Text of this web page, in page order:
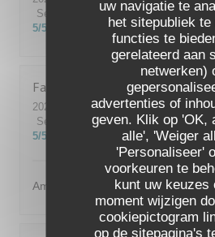
uw navigatie te
het sitepubliek te
functies te
gerelateerd aan
netwerken)
advertenties of
geven. Klik op 'OK,
alle', 'Weiger
'Personaliseer'
voorkeuren te
kunt uw keuzes
moment wijzigen
cookiepictogram
op de sitepagina's
Service
Atmosfeer: 5/5 Keuken
5/5
Fabrice
2026-07-31
- 13:00 - Gasten 4
Service
/5 Atmosfeer: 5/5 Keuken
5/5
Amabilité et service